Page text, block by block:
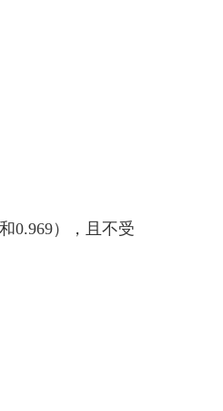
0.969），且不受